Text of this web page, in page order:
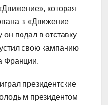
которая
в «Движение
подал в отставку
свою кампанию
Франции.
президентские
президентом